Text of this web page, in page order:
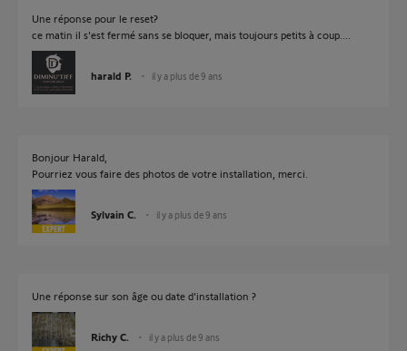
Une réponse pour le reset?
ce matin il s'est fermé sans se bloquer, mais toujours petits à coup....
harald P. il y a plus de 9 ans
Bonjour Harald,
Pourriez vous faire des photos de votre installation, merci.
Sylvain C. il y a plus de 9 ans
Une réponse sur son âge ou date d'installation ?
Richy C. il y a plus de 9 ans